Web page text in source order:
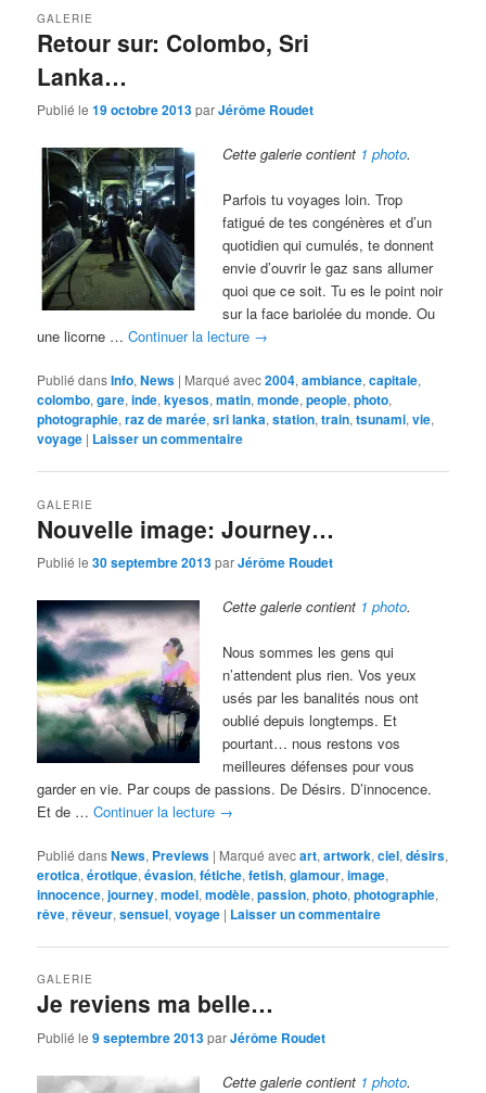
Retour sur: Colombo, Sri
Lanka…
GALERIE
Publié le19 octobre 2013parJérôme Roudet
Cette galerie contient 1 photo.
Parfois tu voyages loin. Trop
fatigué de tes congénères et d’un
quotidien qui cumulés, te donnent
envie d’ouvrir le gaz sans allumer
quoi que ce soit. Tu es le point noir
sur la face bariolée du monde. Ou
une licorne …Continuer la lecture →
Publié dansInfo,News | Marqué avec2004,ambiance,capitale,
colombo,gare,inde,kyesos,matin,monde,people,photo,
photographie,raz de marée,sri lanka,station,train,tsunami,vie,
voyage | Laisser un commentaire
Nouvelle image: Journey…
GALERIE
Publié le30 septembre 2013parJérôme Roudet
Cette galerie contient 1 photo.
Nous sommes les gens qui
n’attendent plus rien. Vos yeux
usés par les banalités nous ont
oublié depuis longtemps. Et
pourtant… nous restons vos
meilleures défenses pour vous
garder en vie. Par coups de passions. De Désirs. D’innocence.
Et de …Continuer la lecture →
Publié dansNews, Previews | Marqué avecart,artwork,ciel,désirs,
erotica,érotique,évasion,fétiche,fetish,glamour,image,
innocence,journey,model,modèle,passion,photo,photographie,
rêve,rêveur,sensuel,voyage | Laisser un commentaire
Je reviens ma belle…
GALERIE
Publié le9 septembre 2013parJérôme Roudet
Cette galerie contient 1 photo.